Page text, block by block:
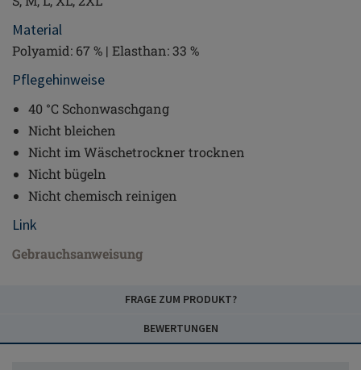
Material
Polyamid: 67 % | Elasthan: 33 %
Pflegehinweise
40 °C Schonwaschgang
Nicht bleichen
Nicht im Wäschetrockner trocknen
Nicht bügeln
Nicht chemisch reinigen
Link
Gebrauchsanweisung
FRAGE ZUM PRODUKT?
BEWERTUNGEN